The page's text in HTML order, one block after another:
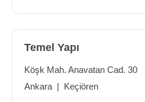
Temel Yapı
Köşk Mah. Anavatan Cad. 30
Ankara | Keçiören